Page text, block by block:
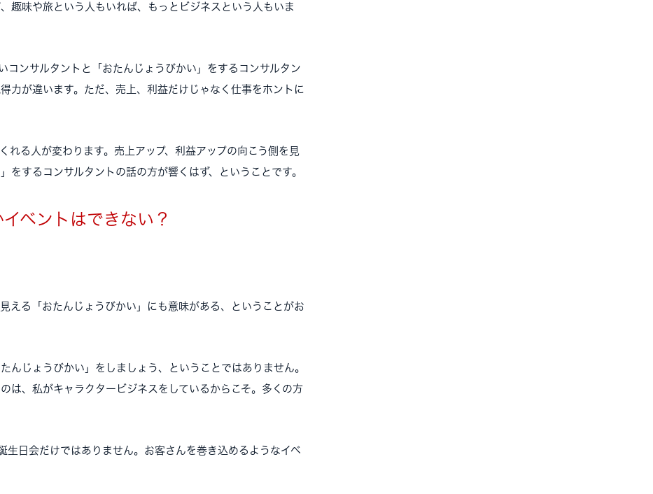
趣味や旅という人もいれば、もっとビジネスという人もいま
コンサルタントと「おたんじょうびかい」をするコンサルタン
力が違います。ただ、売上、利益だけじゃなく仕事をホントに
れる人が変わります。売上アップ、利益アップの向こう側を見
をするコンサルタントの話の方が響くはず、ということです。
ベントはできない？
える「おたんじょうびかい」にも意味がある、ということがお
んじょうびかい」をしましょう、ということではありません。
は、私がキャラクタービジネスをしているからこそ。多くの方
生日会だけではありません。お客さんを巻き込めるようなイベ